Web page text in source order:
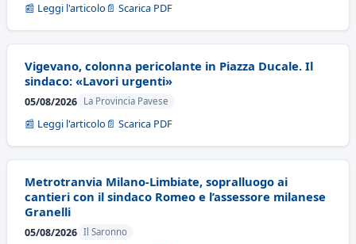
📰 Leggi l'articolo 📄 Scarica PDF
Vigevano, colonna pericolante in Piazza Ducale. Il
sindaco: «Lavori urgenti»
05/08/2026 La Provincia Pavese
📰 Leggi l'articolo 📄 Scarica PDF
Metrotranvia Milano-Limbiate, sopralluogo ai
cantieri con il sindaco Romeo e l’assessore milanese
Granelli
05/08/2026 Il Saronno